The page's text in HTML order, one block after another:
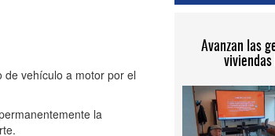
de vehículo a motor por el
la
Avanzan las
viviendas